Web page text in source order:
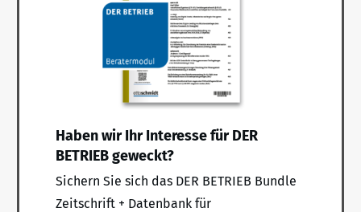
Haben wir Ihr Interesse für DER
BETRIEB geweckt?
Sichern Sie sich das DER BETRIEB Bundle
Zeitschrift + Datenbank für